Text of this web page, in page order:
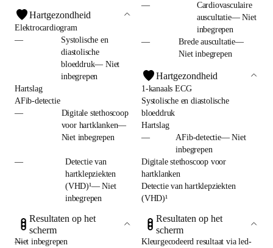
Hartgezondheid
Elektrocardiogram
—
Systolische en
diastolische
bloeddruk— Niet
inbegrepen
Hartslag
AFib-detectie
—
Digitale stethoscoop
voor hartklanken—
Niet inbegrepen
—
Detectie van
hartklepziekten
(VHD)¹— Niet
inbegrepen
Resultaten op het
scherm
—
Niet inbegrepen
—
Cardiovasculaire
auscultatie— Niet
inbegrepen
—
Brede auscultatie—
Niet inbegrepen
Hartgezondheid
1-kanaals ECG
Systolische en diastolische
bloeddruk
Hartslag
—
AFib-detectie— Niet
inbegrepen
Digitale stethoscoop voor
hartklanken
Detectie van hartklepziekten
(VHD)¹
Resultaten op het
scherm
Kleurgecodeerd resultaat via led-